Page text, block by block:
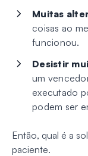
Muitas
coisas ao
funcionou.
Desistir
um
executado
podem ser
Então, qual é a
paciente.